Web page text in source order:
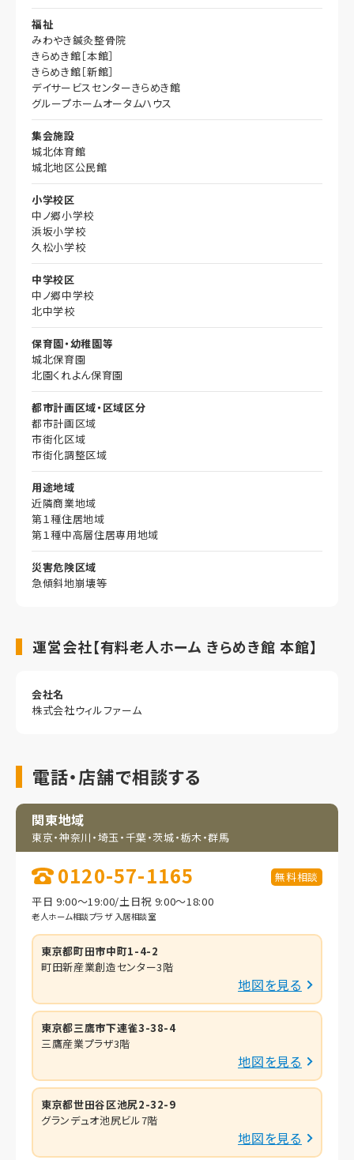
福祉
みわやき鍼灸整骨院
きらめき館［本館］
きらめき館［新館］
デイサービスセンターきらめき館
グループホームオータムハウス
集会施設
城北体育館
城北地区公民館
小学校区
中ノ郷小学校
浜坂小学校
久松小学校
中学校区
中ノ郷中学校
北中学校
保育園・幼稚園等
城北保育園
北園くれよん保育園
都市計画区域・区域区分
都市計画区域
市街化区域
市街化調整区域
用途地域
近隣商業地域
第１種住居地域
第１種中高層住居専用地域
災害危険区域
急傾斜地崩壊等
運営会社【有料老人ホーム きらめき館 本館】
会社名
株式会社ウィルファーム
電話・店舗で相談する
関東地域
東京・神奈川・埼玉・千葉・茨城・栃木・群馬
0120-57-1165
無料相談
平日 9:00～19:00/土日祝 9:00～18:00
老人ホーム相談プラザ 入居相談室
東京都町田市中町1-4-2
町田新産業創造センター3階
地図を見る
東京都三鷹市下連雀3-38-4
三鷹産業プラザ3階
地図を見る
東京都世田谷区池尻2-32-9
グランデュオ池尻ビル7階
地図を見る